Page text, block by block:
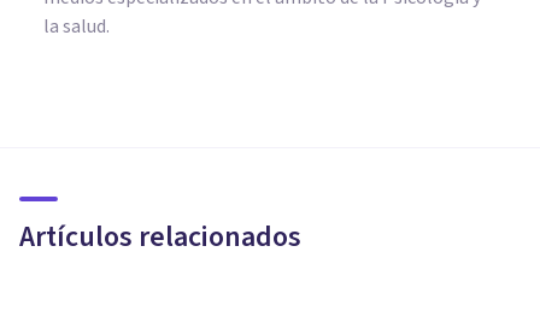
la salud.
Artículos relacionados
afectan